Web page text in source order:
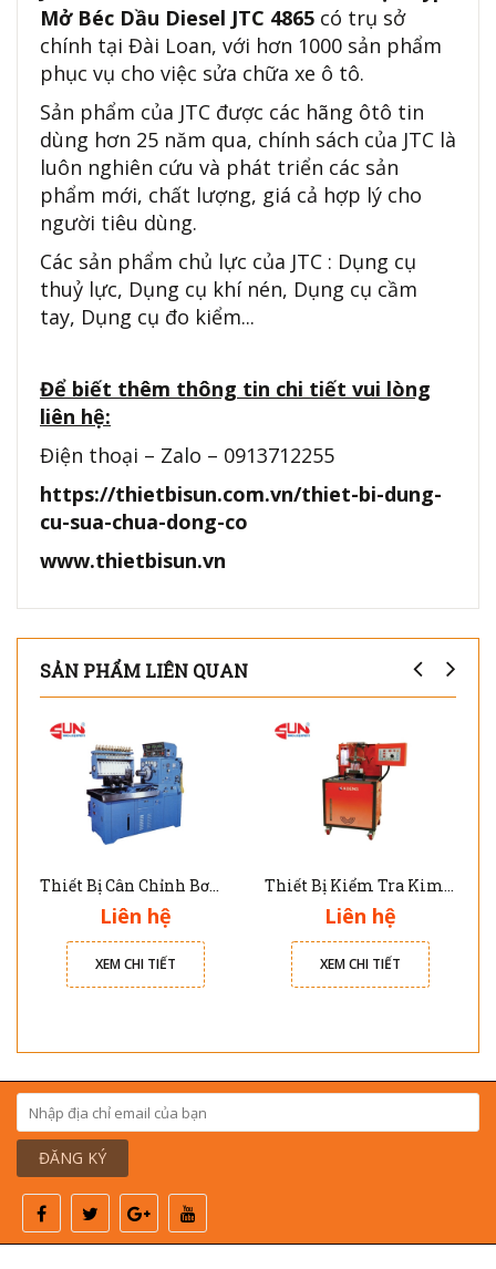
Mở Béc Dầu Diesel JTC 4865 có trụ sở
chính tại Đài Loan, với hơn 1000 sản phẩm
phục vụ cho việc sửa chữa xe ô tô.
Sản phẩm của JTC được các hãng ôtô tin
dùng hơn 25 năm qua, chính sách của JTC là
luôn nghiên cứu và phát triển các sản
phẩm mới, chất lượng, giá cả hợp lý cho
người tiêu dùng.
Các sản phẩm chủ lực của JTC : Dụng cụ
thuỷ lực, Dụng cụ khí nén, Dụng cụ cầm
tay, Dụng cụ đo kiểm...
Để biết thêm thông tin chi tiết vui lòng
liên hệ:
Điện thoại – Zalo – 0913712255
https://thietbisun.com.vn/thiet-bi-dung-
cu-sua-chua-dong-co
www.thietbisun.vn
SẢN PHẨM LIÊN QUAN
Thiết Bị Cân Chỉnh Bơm Cao Áp 8 Xy Lanh DNB-103W
Liên hệ
XEM CHI TIẾT
Thiết Bị Kiểm Tra Kim Phun Common Rail Diesel CRDI-100
Liên hệ
XEM CHI TIẾT
ĐĂNG KÝ